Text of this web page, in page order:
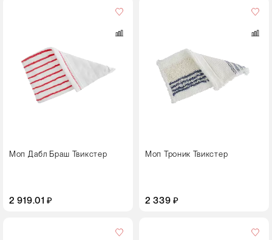
Моп Дабл Браш Твикстер
2 919.01 ₽
Моп Троник Твикстер
2 339 ₽
Размер,